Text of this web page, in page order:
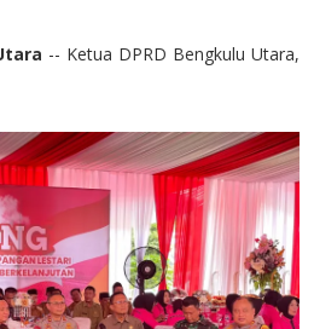
-- Ketua DPRD Bengkulu Utara,